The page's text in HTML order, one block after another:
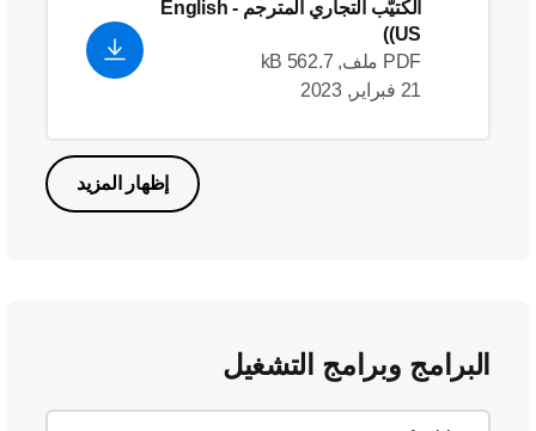
الكتيّب التجاري المترجم
- English
(US)
PDF ملف, 562.7 kB
21 فبراير, 2023
إظهار المزيد
البرامج وبرامج التشغيل